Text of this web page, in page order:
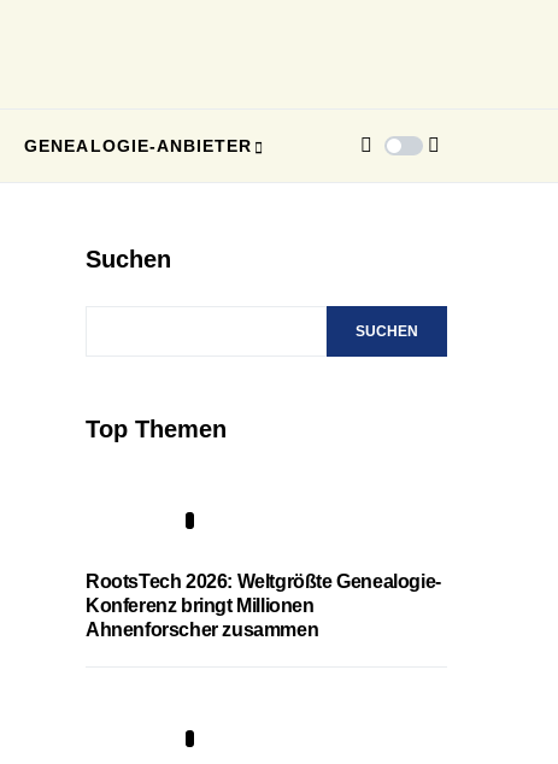
GENEALOGIE-ANBIETER
Suchen
SUCHEN
Top Themen
RootsTech 2026: Weltgrößte Genealogie-
Konferenz bringt Millionen
Ahnenforscher zusammen